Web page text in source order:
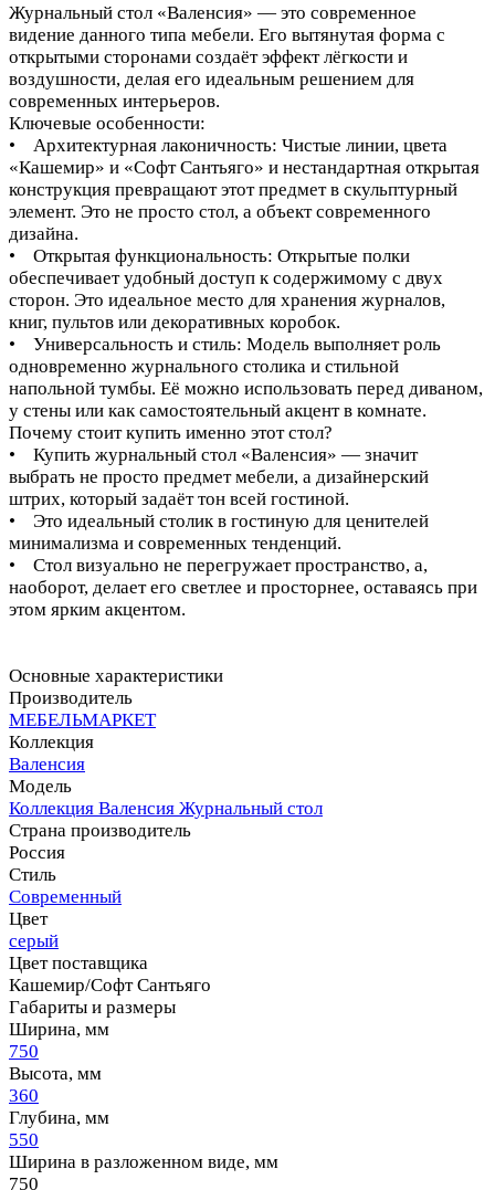
Журнальный стол «Валенсия» — это современное
видение данного типа мебели. Его вытянутая форма с
открытыми сторонами создаёт эффект лёгкости и
воздушности, делая его идеальным решением для
современных интерьеров.
Ключевые особенности:
• Архитектурная лаконичность: Чистые линии, цвета
«Кашемир» и «Софт Сантьяго» и нестандартная открытая
конструкция превращают этот предмет в скульптурный
элемент. Это не просто стол, а объект современного
дизайна.
• Открытая функциональность: Открытые полки
обеспечивает удобный доступ к содержимому с двух
сторон. Это идеальное место для хранения журналов,
книг, пультов или декоративных коробок.
• Универсальность и стиль: Модель выполняет роль
одновременно журнального столика и стильной
напольной тумбы. Её можно использовать перед диваном,
у стены или как самостоятельный акцент в комнате.
Почему стоит купить именно этот стол?
• Купить журнальный стол «Валенсия» — значит
выбрать не просто предмет мебели, а дизайнерский
штрих, который задаёт тон всей гостиной.
• Это идеальный столик в гостиную для ценителей
минимализма и современных тенденций.
• Стол визуально не перегружает пространство, а,
наоборот, делает его светлее и просторнее, оставаясь при
этом ярким акцентом.
Основные характеристики
Производитель
МЕБЕЛЬМАРКЕТ
Коллекция
Валенсия
Модель
Коллекция Валенсия Журнальный стол
Страна производитель
Россия
Стиль
Современный
Цвет
серый
Цвет поставщика
Кашемир/Софт Сантьяго
Габариты и размеры
Ширина, мм
750
Высота, мм
360
Глубина, мм
550
Ширина в разложенном виде, мм
750